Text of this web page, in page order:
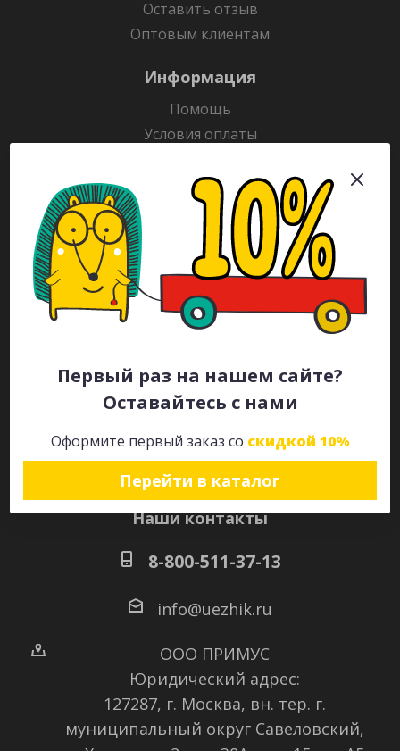
Первый раз на нашем сайте?
Оставайтесь с нами
Оформите первый заказ со скидкой 10%
Перейти в каталог
Оставить отзыв
Оптовым клиентам
Информация
Помощь
Условия оплаты
Гарантия на товар
Раскраски
Рекламодателям
Каталог
Будьте всегда в курсе!
Наши контакты
8-800-511-37-13
info@uezhik.ru
ООО ПРИМУС
Юридический адрес:
127287, г. Москва, вн. тер. г.
муниципальный округ Савеловский,